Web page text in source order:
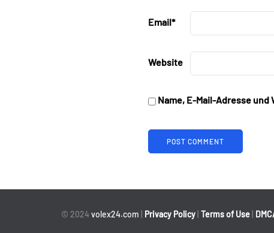
Email*
Website
Name, E-Mail-Adresse
© 2024 volex24.com Privacy Policy Terms of Use